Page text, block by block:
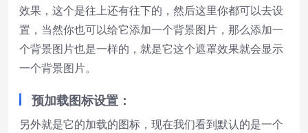
效果，这个是往上还有往下的，然后这里你都可以去设
置，当然你也可以给它添加一个背景图片，那么添加一
个背景图片也是一样的，就是它这个遮罩效果就会显示
一个背景图片。
预加载图标设置：
另外就是它的加载的图标，现在我们看到默认的是一个